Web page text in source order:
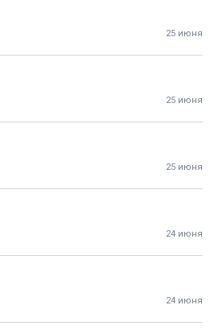
25 июня
25 июня
25 июня
24 июня
24 июня